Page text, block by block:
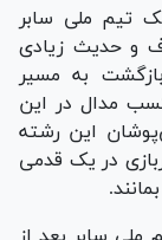
تیم ملی سابر
و حدیث زیادی
به مسیر
مدال در این
این رشته
در یک قدمی